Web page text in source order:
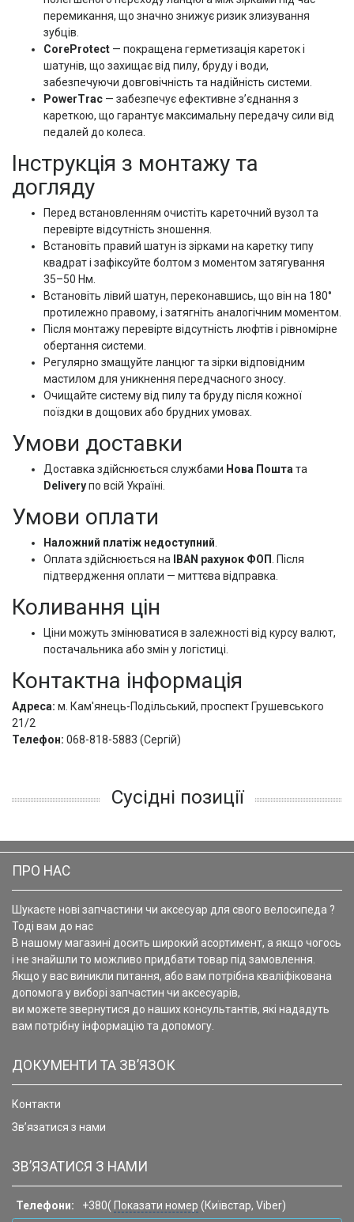
перемикання, що значно знижує ризик злизування
зубців.
CoreProtect — покращена герметизація кареток і
шатунів, що захищає від пилу, бруду і води,
забезпечуючи довговічність та надійність системи.
PowerTrac — забезпечує ефективне з’єднання з
кареткою, що гарантує максимальну передачу сили від
педалей до колеса.
Інструкція з монтажу та
догляду
Перед встановленням очистіть кареточний вузол та
перевірте відсутність зношення.
Встановіть правий шатун із зірками на каретку типу
квадрат і зафіксуйте болтом з моментом затягування
35–50 Нм.
Встановіть лівий шатун, переконавшись, що він на 180°
протилежно правому, і затягніть аналогічним моментом.
Після монтажу перевірте відсутність люфтів і рівномірне
обертання системи.
Регулярно змащуйте ланцюг та зірки відповідним
мастилом для уникнення передчасного зносу.
Очищайте систему від пилу та бруду після кожної
поїздки в дощових або брудних умовах.
Умови доставки
Доставка здійснюється службами Нова Пошта та
Deliveryпо всій Україні.
Умови оплати
Наложний платіж недоступний
Оплата здійснюється на
IBAN рахунок ФОП
. Після
підтвердження оплати — миттєва відправка.
Коливання цін
Ціни можуть змінюватися в залежності від курсу валют,
постачальника або змін у логістиці.
Контактна інформація
Адреса: м. Кам'янець-Подільський, проспект Грушевського
21/2
Телефон: 068-818-5883 (Сергій)
Сусідні позиції
ПРО НАС
Шукаєте нові запчастини чи аксесуар для свого велосипеда ?
Тоді вам до нас
В нашому магазині досить широкий асортимент, а якщо чогось
і не знайшли то можливо придбати товар під замовлення.
Якщо у вас виникли питання, або вам потрібна кваліфікована
допомога у виборі запчастин чи аксесуарів,
ви можете звернутися до наших консультантів, які нададуть
вам потрібну інформацію та допомогу.
ДОКУМЕНТИ ТА ЗВ’ЯЗОК
Контакти
Зв’язатися з нами
ЗВ’ЯЗАТИСЯ З НАМИ
Телефони: +380( Показати номер (Київстар, Viber)